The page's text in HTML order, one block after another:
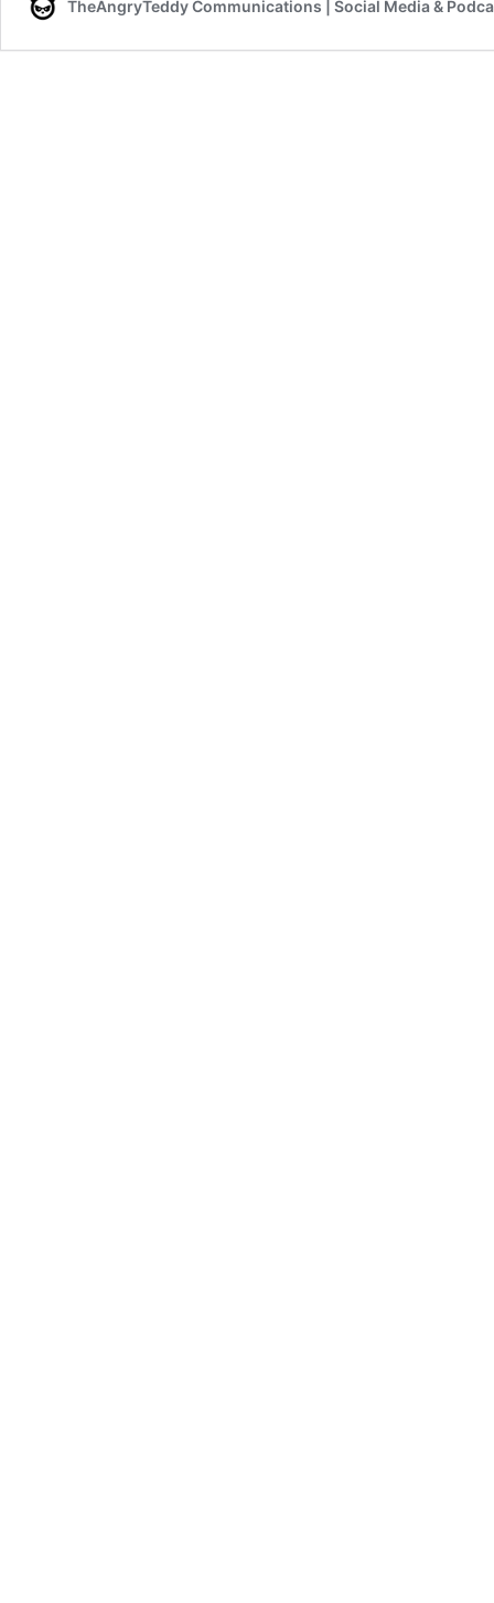
TheAngryTeddy Communications | Social Media &